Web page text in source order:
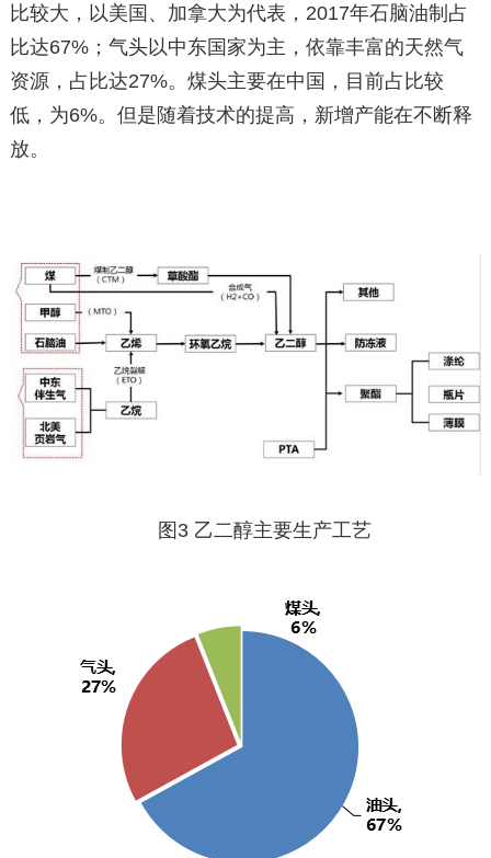
比较大，以美国、加拿大为代表，2017年石脑油制占
比达67%；气头以中东国家为主，依靠丰富的天然气
资源，占比达27%。煤头主要在中国，目前占比较
低，为6%。但是随着技术的提高，新增产能在不断释
放。
图3 乙二醇主要生产工艺